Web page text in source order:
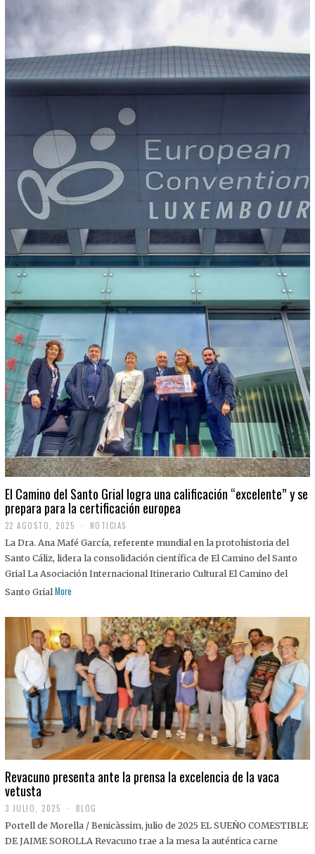
El Camino del Santo Grial logra una calificación “excelente” y se
prepara para la certificación europea
22 AGOSTO, 2025
2
A
G
O
S
2
5
NOTICIAS
La Dra. Ana Mafé García, referente mundial en la protohistoria del
Santo Cáliz, lidera la consolidación científica de El Camino del Santo
Grial La Asociación Internacional Itinerario Cultural El Camino del
Santo Grial More
Revacuno presenta ante la prensa la excelencia de la vaca
vetusta
3 JULIO, 2025
J
U
BLOG
Portell de Morella / Benicàssim, julio de 2025 EL SUEÑO COMESTIBLE
DE JAIME SOROLLA Revacuno trae a la mesa la auténtica carne